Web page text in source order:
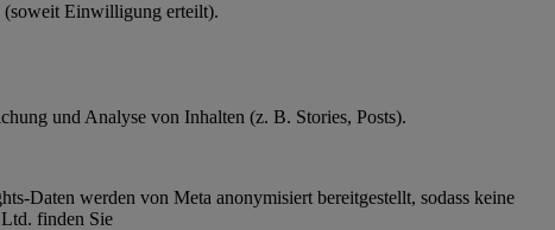
Einwilligung erteilt).
und Analyse von Inhalten (z. B. Stories, Posts).
Daten werden von Meta anonymisiert bereitgestellt, sodass keine
finden Sie